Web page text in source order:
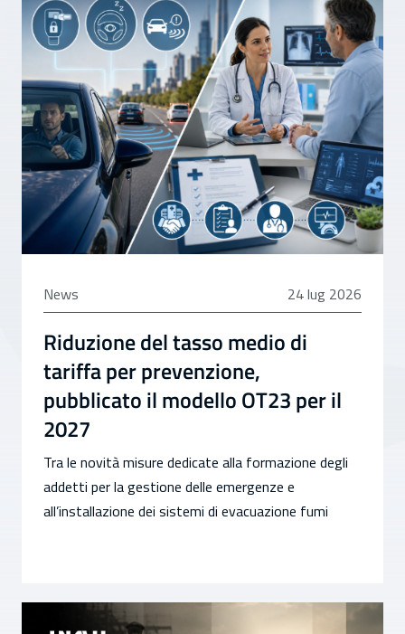
News 24 luglio 2026
24 lug 2026
Riduzione del tasso medio di
tariffa per prevenzione,
pubblicato il modello OT23 per il
2027
Tra le novità misure dedicate alla formazione degli
addetti per la gestione delle emergenze e
all’installazione dei sistemi di evacuazione fumi